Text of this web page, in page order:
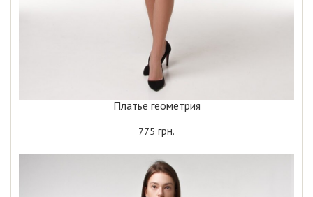
Платье геометрия
775 грн.